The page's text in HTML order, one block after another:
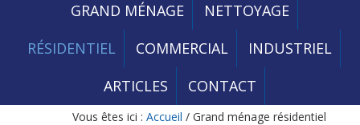
GRAND MÉNAGE
NETTOYAGE
RÉSIDENTIEL
COMMERCIAL
INDUSTRIEL
ARTICLES
CONTACT
Vous êtes ici : Accueil /Grand ménage résidentiel